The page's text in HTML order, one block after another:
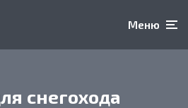
Меню
снегохода